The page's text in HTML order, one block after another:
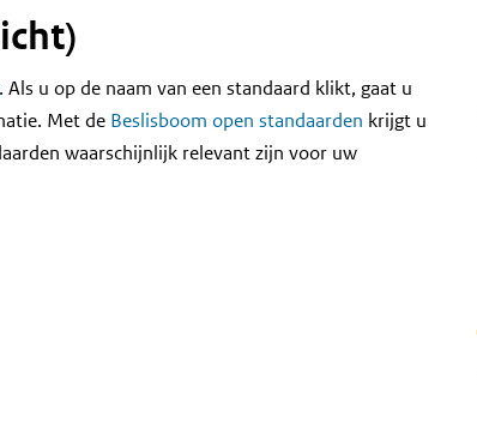
. Als u op de naam van een standaard klikt, gaat u
Met de Beslisboom open standaarden krijgt u
waarschijnlijk relevant zijn voor uw